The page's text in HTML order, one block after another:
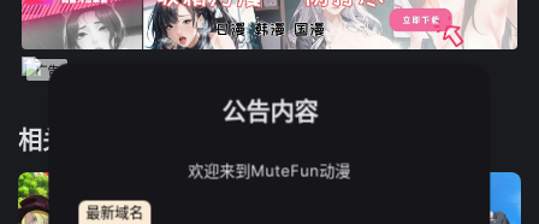
相关推荐
公告内容
欢迎来到MuteFun动漫
最新域名